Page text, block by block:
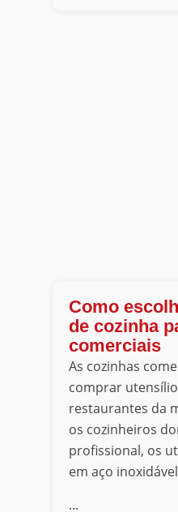
Como
de cozinha
comerciais
As cozinhas
comprar
restaurantes da
os cozinheiros
profissional, os
em aço
...